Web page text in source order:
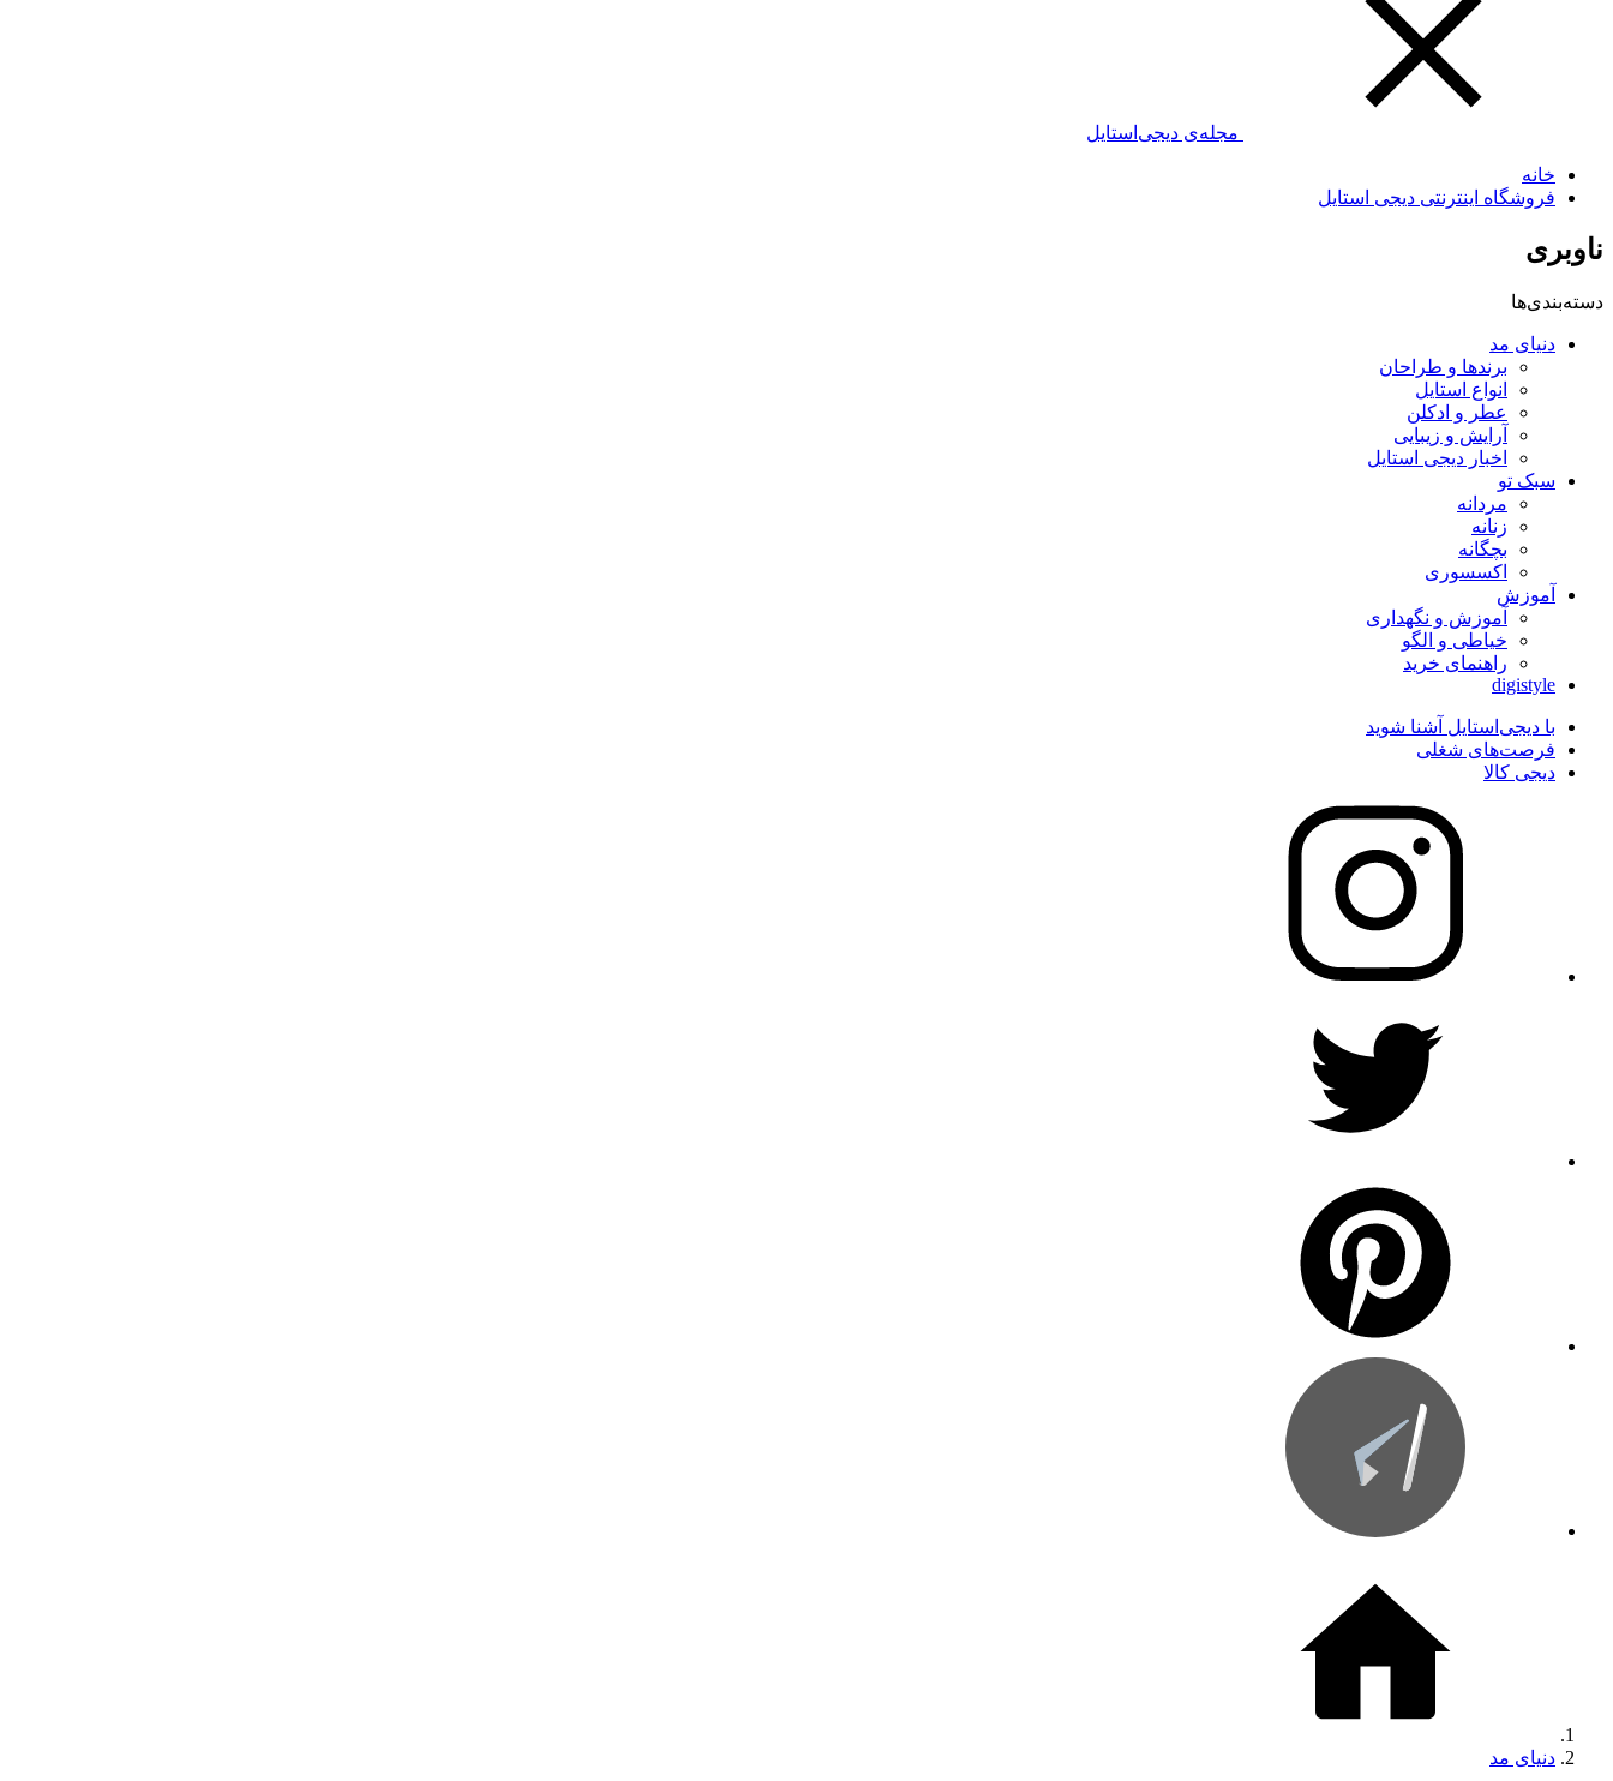
مجله‌ی دیجی‌استایل
خانه
فروشگاه اینترنتی دیجی استایل
ناوبری
دسته‌بندی‌ها
دنیای مد
برندها و طراحان
انواع استایل
عطر و ادکلن
آرایش و زیبایی
اخبار دیجی استایل
سبک تو
مردانه
زنانه
بچگانه
اکسسوری
آموزش
آموزش و نگهداری
خیاطی و الگو
راهنمای خرید
digistyle
با دیجی‌استایل آشنا شوید
فرصت‌های شغلی
دیجی کالا
دنیای مد